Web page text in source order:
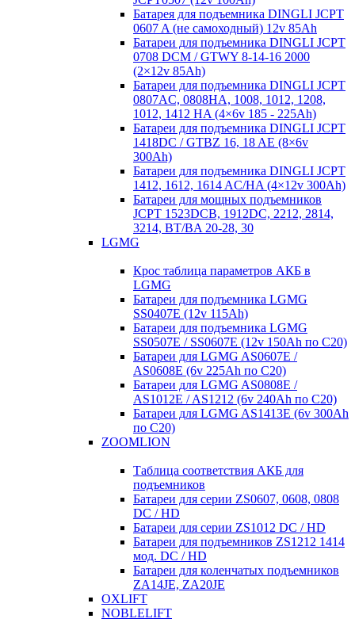
Батарея для подъемника DINGLI JCPT
0607 A (не самоходный) 12v 85Ah
Батареи для подъемника DINGLI JCPT
0708 DCM / GTWY 8-14-16 2000
(2×12v 85Ah)
Батареи для подъемника DINGLI JCPT
0807AC, 0808HA, 1008, 1012, 1208,
1012, 1412 HA (4×6v 185 - 225Ah)
Батареи для подъемника DINGLI JCPT
1418DC / GTBZ 16, 18 AE (8×6v
300Ah)
Батареи для подъемника DINGLI JCPT
1412, 1612, 1614 AC/HA (4×12v 300Ah)
Батареи для мощных подъемников
JCPT 1523DCB, 1912DC, 2212, 2814,
3214, BT/BA 20-28, 30
LGMG
Крос таблица параметров АКБ в
LGMG
Батареи для подъемника LGMG
SS0407E (12v 115Ah)
Батареи для подъемника LGMG
SS0507E / SS0607E (12v 150Ah по С20)
Батареи для LGMG AS0607E /
AS0608E (6v 225Ah по С20)
Батареи для LGMG AS0808E /
AS1012E / AS1212 (6v 240Ah по С20)
Батареи для LGMG AS1413E (6v 300Ah
по С20)
ZOOMLION
Таблица соответствия АКБ для
подъемников
Батареи для серии ZS0607, 0608, 0808
DC / HD
Батареи для серии ZS1012 DC / HD
Батареи для подъемников ZS1212 1414
мод. DC / HD
Батареи для коленчатых подъемников
ZA14JE, ZA20JE
OXLIFT
NOBLELIFT